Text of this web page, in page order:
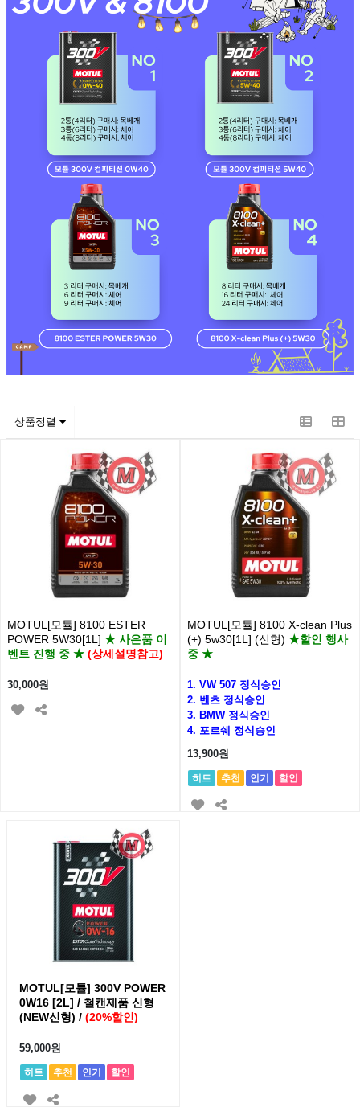
상품정렬
MOTUL[모튤] 8100 ESTER
POWER 5W30[1L] ★ 사은품 이
벤트 진행 중 ★ (상세설명참고)
30,000원
MOTUL[모튤] 8100 X-clean Plus
(+) 5w30[1L] (신형) ★할인 행사
중 ★
1. VW 507 정식승인
2. 벤츠 정식승인
3. BMW 정식승인
4. 포르쉐 정식승인
13,900원
히트 추천 인기 할인
MOTUL[모튤] 300V POWER
0W16 [2L] / 철캔제품 신형
(NEW신형) / (20%할인)
59,000원
히트 추천 인기 할인